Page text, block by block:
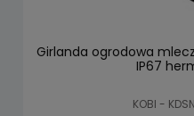
Girlanda ogrodowa
IP67
KOBI -